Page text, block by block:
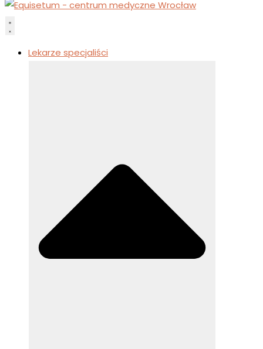
Lekarze specjaliści